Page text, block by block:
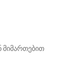
მიმართებით